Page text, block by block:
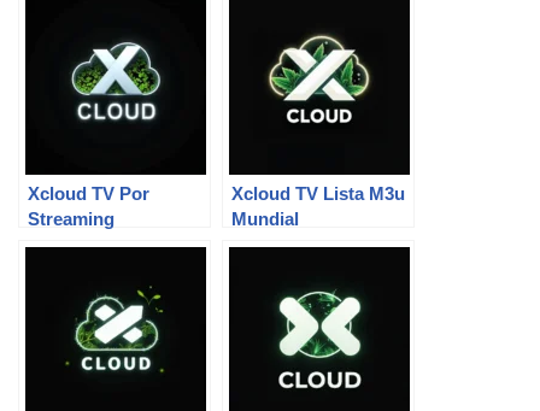
Xcloud TV Por
Streaming
Xcloud TV Lista M3u
Mundial